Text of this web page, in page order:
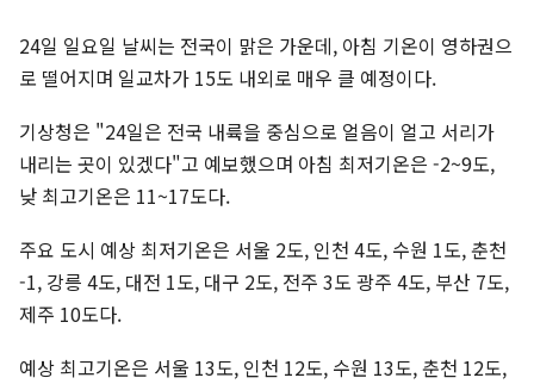
24일 일요일 날씨는 전국이 맑은 가운데, 아침 기온이 영하권으
로 떨어지며 일교차가 15도 내외로 매우 클 예정이다.
기상청은 "24일은 전국 내륙을 중심으로 얼음이 얼고 서리가
내리는 곳이 있겠다"고 예보했으며 아침 최저기온은 -2~9도,
낮 최고기온은 11~17도다.
주요 도시 예상 최저기온은 서울 2도, 인천 4도, 수원 1도, 춘천
-1, 강릉 4도, 대전 1도, 대구 2도, 전주 3도 광주 4도, 부산 7도,
제주 10도다.
예상 최고기온은 서울 13도, 인천 12도, 수원 13도, 춘천 12도,